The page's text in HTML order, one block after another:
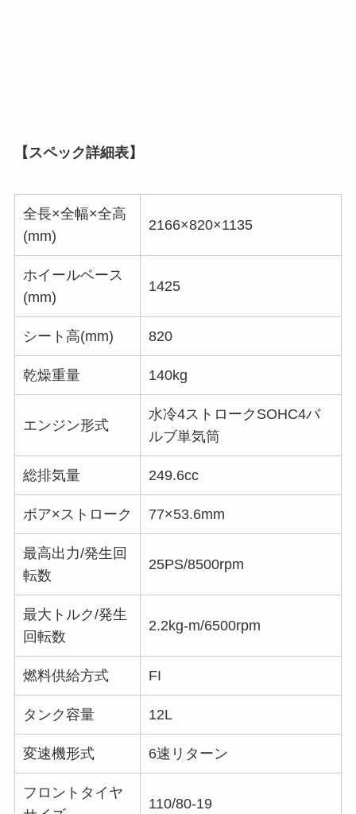
【スペック詳細表】
全長×全幅×全高
(mm)
2166×820×1135
ホイールベース
(mm)
1425
シート高(mm) 820
乾燥重量 140kg
エンジン形式
水冷4ストロークSOHC4バ
ルブ単気筒
総排気量 249.6cc
ボア×ストローク 77×53.6mm
最高出力/発生回
転数
25PS/8500rpm
最大トルク/発生
回転数
2.2kg-m/6500rpm
燃料供給方式 FI
タンク容量 12L
変速機形式 6速リターン
フロントタイヤ
110/80-19